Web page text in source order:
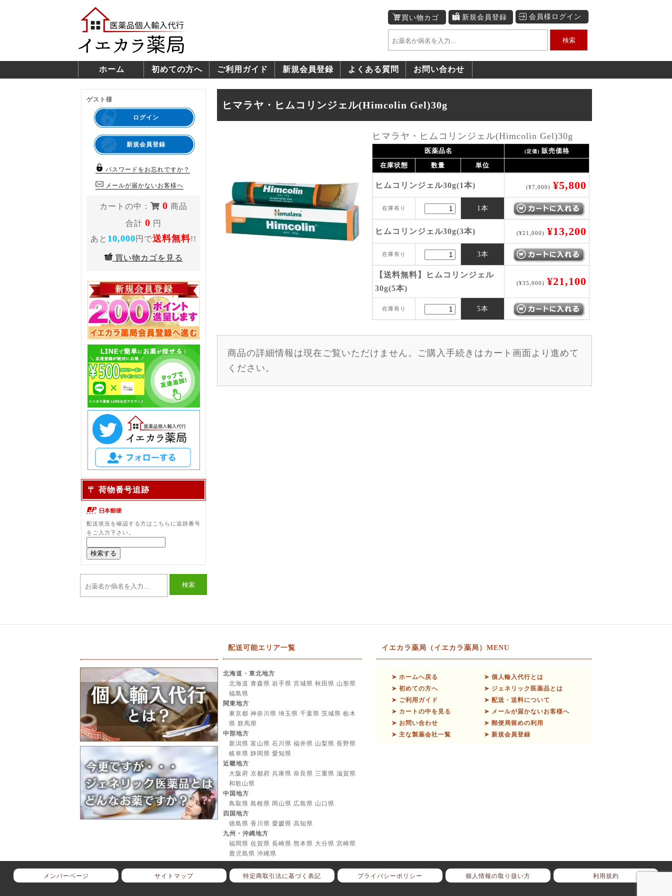
買い物カゴ 新規会員登録 会員様ログイン
検索
ホーム 初めての方へ ご利用ガイド 新規会員登録 よくある質問 お問い合わせ
ヒマラヤ・ヒムコリンジェル(Himcolin Gel)30g
ヒマラヤ・ヒムコリンジェル(Himcolin Gel)30g
医薬品名 (定価) 販売価格
在庫状態
数量 単位
ヒムコリンジェル30g(1本) (¥7,000) ¥5,800
在庫有り 1本
ヒムコリンジェル30g(3本) (¥21,000) ¥13,200
在庫有り 3本
【送料無料】ヒムコリンジェル
30g(5本)
(¥35,000) ¥21,100
在庫有り 5本
商品の詳細情報は現在ご覧いただけません。ご購入手続きはカート画面より進めて
ください。
ゲスト様
ログイン
新規会員登録
パスワードをお忘れですか？
メールが届かないお客様へ
カートの中： 0 商品
合計 0 円
あと 10,000 円で送料無料!!
買い物カゴを見る
〒 荷物番号追跡
配送状況を確認する方はこちらに追跡番号
をご入力下さい。
検索
配送可能エリア一覧
北海道・東北地方
北海道 青森県 岩手県 宮城県 秋田県 山形県
福島県
関東地方
東京都 神奈川県 埼玉県 千葉県 茨城県 栃木
県 群馬県
中部地方
新潟県 富山県 石川県 福井県 山梨県 長野県
岐阜県 静岡県 愛知県
近畿地方
大阪府 京都府 兵庫県 奈良県 三重県 滋賀県
和歌山県
中国地方
鳥取県 島根県 岡山県 広島県 山口県
四国地方
徳島県 香川県 愛媛県 高知県
九州・沖縄地方
福岡県 佐賀県 長崎県 熊本県 大分県 宮崎県
鹿児島県 沖縄県
イエカラ薬局（イエカラ薬局）MENU
➤ ホームへ戻る
➤ 初めての方へ
➤ ご利用ガイド
➤ カートの中を見る
➤ お問い合わせ
➤ 主な製薬会社一覧
➤ 個人輸入代行とは
➤ ジェネリック医薬品とは
➤ 配送・送料について
➤ メールが届かないお客様へ
➤ 郵便局留めの利用
➤ 新規会員登録
メンバーページ サイトマップ 特定商取引法に基づく表記 プライバシーポリシー 個人情報の取り扱い方 利用規約